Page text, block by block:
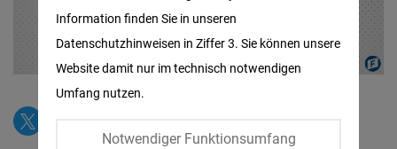
Information finden Sie in unseren
Datenschutzhinweisen in Ziffer 3. Sie können unsere
Website damit nur im technisch notwendigen
Umfang nutzen.
Notwendiger Funktionsumfang
Twitter
Embed
Instagram